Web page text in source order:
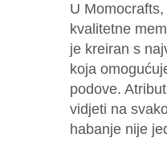
U
kvalitetne
je kreiran s
koja
podove.
vidjeti na
habanje nije